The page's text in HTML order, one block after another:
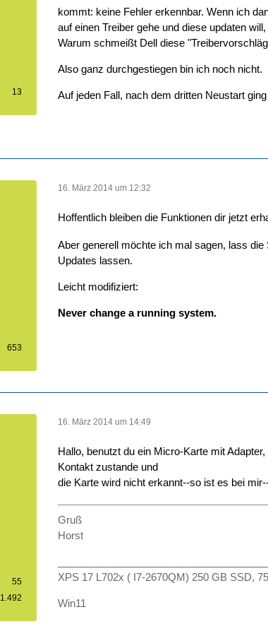
13
kommt: keine Fehler erkennbar. Wenn ich
auf einen Treiber gehe und diese updaten
Warum schmeißt Dell diese
Also ganz durchgestiegen bin ich noch nicht.
Auf jeden Fall, nach dem dritten Neustart
653
16. März 2014 um 12:32
Hoffentlich bleiben die Funktionen dir jetzt
Aber generell möchte ich mal sagen, lass
Updates lassen.
Leicht modifiziert:
Never change a running system.
55
1.492
16. März 2014 um 14:49
Hallo, benutzt du ein Micro-Karte mit
Kontakt zustande und
die Karte wird nicht erkannt--so ist es bei
Gruß
Horst
XPS 17 L702x ( I7-2670QM) 250 GB SSD,
Win11